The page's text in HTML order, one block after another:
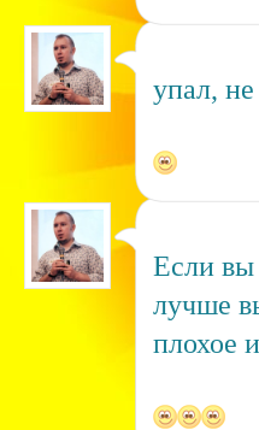
упал, не
Если вы
лучше
плохое